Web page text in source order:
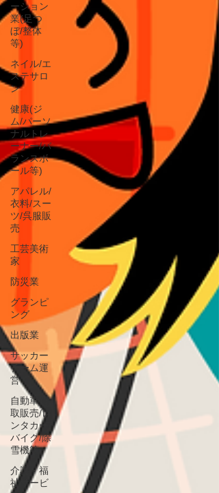
ーション
業(足つ
ぼ/整体
等)
ネイル/エ
ステサロ
ン
健康(ジ
ム/パーソ
ナルトレ
ーナー/バ
ランスボ
ール等)
アパレル/
衣料/スー
ツ/呉服販
売
工芸美術
家
防災業
グランピ
ング
出版業
サッカー
チーム運
営
自動車買
取販売/レ
ンタカー/
バイク/除
雪機等
介護・福
祉サービ